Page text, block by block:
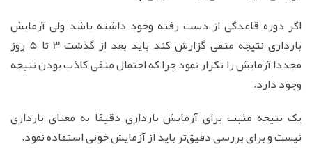
اگر دوره قاعدگی از دست رفته وجود داشته باشد ولی آزمایش
بارداری نتیجه منفی گزارش کند باید بعد از گذشت 3 تا 5 روز
مجددا آزمایش را تکرار نمود چرا که احتمال منفی کاذب بودن نتیجه
وجود دارد.
یک نتیجه مثبت برای آزمایش بارداری دقیقا به معنای بارداری
نیست و برای بررسی دقیق‌تر باید از آزمایش خونی استفاده نمود.